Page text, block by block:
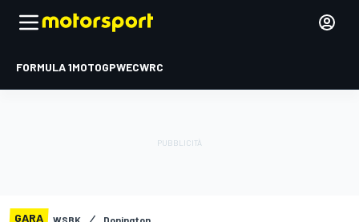
FORMULA 1MOTOGPWECWRC
GARA WSBK Donington